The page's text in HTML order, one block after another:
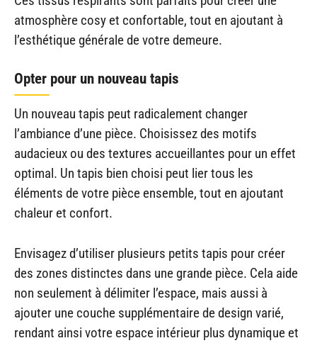
atmosphère cosy et confortable, tout en ajoutant à
l’esthétique générale de votre demeure.
Opter pour un nouveau tapis
Un nouveau tapis peut radicalement changer
l’ambiance d’une pièce. Choisissez des motifs
audacieux ou des textures accueillantes pour un effet
optimal. Un tapis bien choisi peut lier tous les
éléments de votre pièce ensemble, tout en ajoutant
chaleur et confort.
Envisagez d’utiliser plusieurs petits tapis pour créer
des zones distinctes dans une grande pièce. Cela aide
non seulement à délimiter l’espace, mais aussi à
ajouter une couche supplémentaire de design varié,
rendant ainsi votre espace intérieur plus dynamique et